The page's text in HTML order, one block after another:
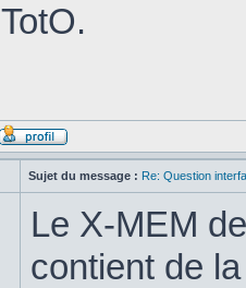
TotO.
Sujet du message : Re: Question
Le X-MEM
contient de